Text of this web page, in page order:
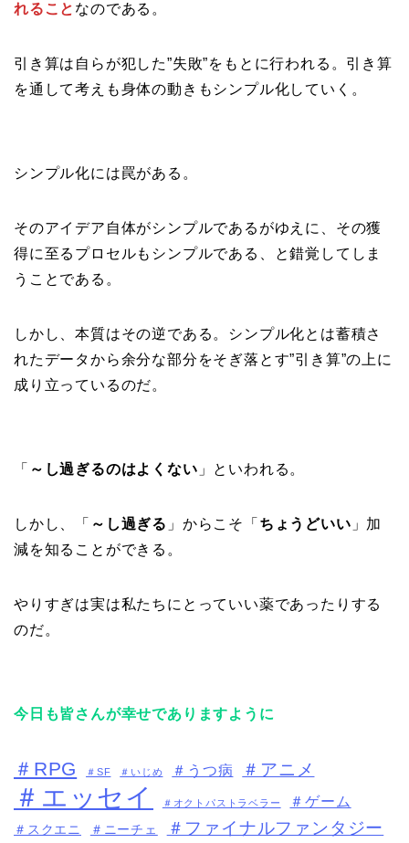
れること なのである。
引き算は自らが犯した”失敗”をもとに行われる。引き算
を通して考えも身体の動きもシンプル化していく。
シンプル化には罠がある。
そのアイデア自体がシンプルであるがゆえに、その獲
得に至るプロセルもシンプルである、と錯覚してしま
うことである。
しかし、本質はその逆である。シンプル化とは蓄積さ
れたデータから余分な部分をそぎ落とす”引き算”の上に
成り立っているのだ。
「 ～し過ぎるのはよくない 」といわれる。
しかし、「 ～し過ぎる 」からこそ「 ちょうどいい 」加
減を知ることができる。
やりすぎは実は私たちにとっていい薬であったりする
のだ。
今日も皆さんが幸せでありますように
＃RPG ＃SF ＃いじめ ＃うつ病 ＃アニメ
＃エッセイ ＃オクトパストラベラー ＃ゲーム
＃スクエニ ＃ニーチェ ＃ファイナルファンタジー